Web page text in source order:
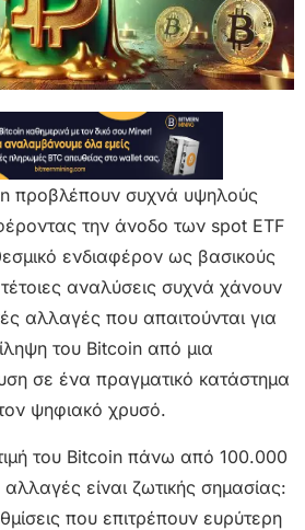
προβλέπουν συχνά υψηλούς
την άνοδο των spot ETF
ενδιαφέρον ως βασικούς
αναλύσεις συχνά χάνουν
αλλαγές που απαιτούνται για
του Bitcoin από μια
σε ένα πραγματικό κατάστημα
ψηφιακό χρυσό.
του Bitcoin πάνω από 100.000
αλλαγές είναι ζωτικής σημασίας:
που επιτρέπουν ευρύτερη